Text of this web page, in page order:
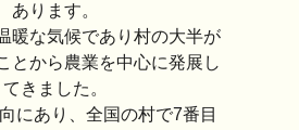
あります。
暖な気候であり村の大半が
とから農業を中心に発展し
てきました。
にあり、全国の村で7番目